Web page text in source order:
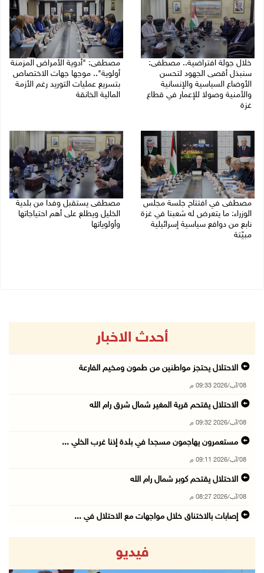
خلال جولة افتراضية.. مصطفى:
سنبذل أقصى الجهود لتحسن
الأوضاع السياسية والإنسانية
والأمنية وصولا للإعمار في قطاع
غزة
مصطفى: "أدوية الأمراض المزمنة
أولوية".. موجها جهات الاختصاص
بتسريع عمليات التوريد رغم الأزمة
المالية الخانقة
مصطفى في افتتاح جلسة مجلس
الوزراء: ما يتعرض له شعبنا في غزة
نابع من دوافع سياسية إسرائيلية
مبيّتة
مصطفى يستقبل وفدا من بلدية
الخليل ويطلع على أهم احتياجاتها
وأولوياتها
أحدث الاخبار
الاحتلال يحتجز مواطنين من طمون ومخيم الفارعة
08/آب/2026 09:33 م
الاحتلال يقتحم قرية المغير شمال شرق رام الله
08/آب/2026 09:32 م
مستعمرون يهاجمون مسجدا في بلدة إذنا غرب الخلي ...
08/آب/2026 09:11 م
الاحتلال يقتحم كوبر شمال رام الله
08/آب/2026 08:27 م
إصابات بالاختناق خلال مواجهات مع الاحتلال في ...
الاحتلال ينصب حواجز طيارة في محيط مخيم طولكرم ...
08/آب/2026 07:56 م
فيديو